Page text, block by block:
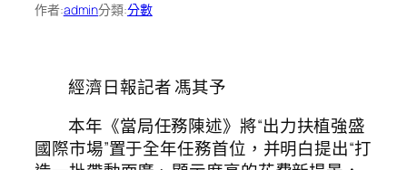
作者:admin分類:分數
經濟日報記者 馮其予
本年《當局任務陳述》將“出力扶植強盛
國際市場”置于全年任務首位，并明白提出“打